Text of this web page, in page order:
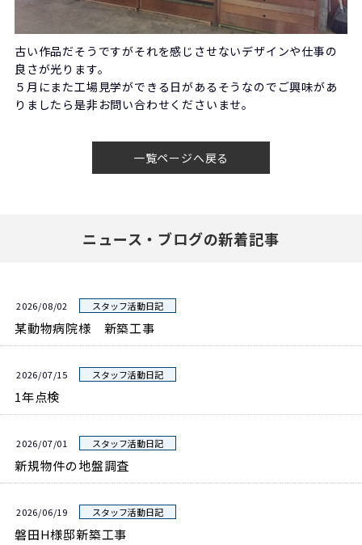
古い作品だそうですがそれを感じさせないデザインや仕事の
良さが光ります。
５月にまた工場見学ができる日があるそうなのでご興味があ
りましたら是非お問い合わせくださいませ。
一覧ページへ戻る
ニュース・ブログの新着記事
2026/08/02 スタッフ活動日記
某動物病院様 新築工事
2026/07/15 スタッフ活動日記
1年点検
2026/07/01 スタッフ活動日記
新規物件の地盤調査
2026/06/19 スタッフ活動日記
磐田H様邸新築工事